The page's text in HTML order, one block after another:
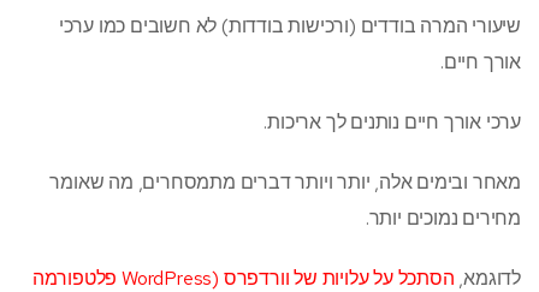
שיעורי המרה בודדים (ורכישות בודדות) לא חשובים כמו ערכי
אורך חיים.
ערכי אורך חיים נותנים לך אריכות.
מאחר ובימים אלה, יותר ויותר דברים מתמסחרים, מה שאומר
מחירים נמוכים יותר.
לדוגמא,
הסתכל על עלויות של וורדפרס (WordPress פלטפורמה